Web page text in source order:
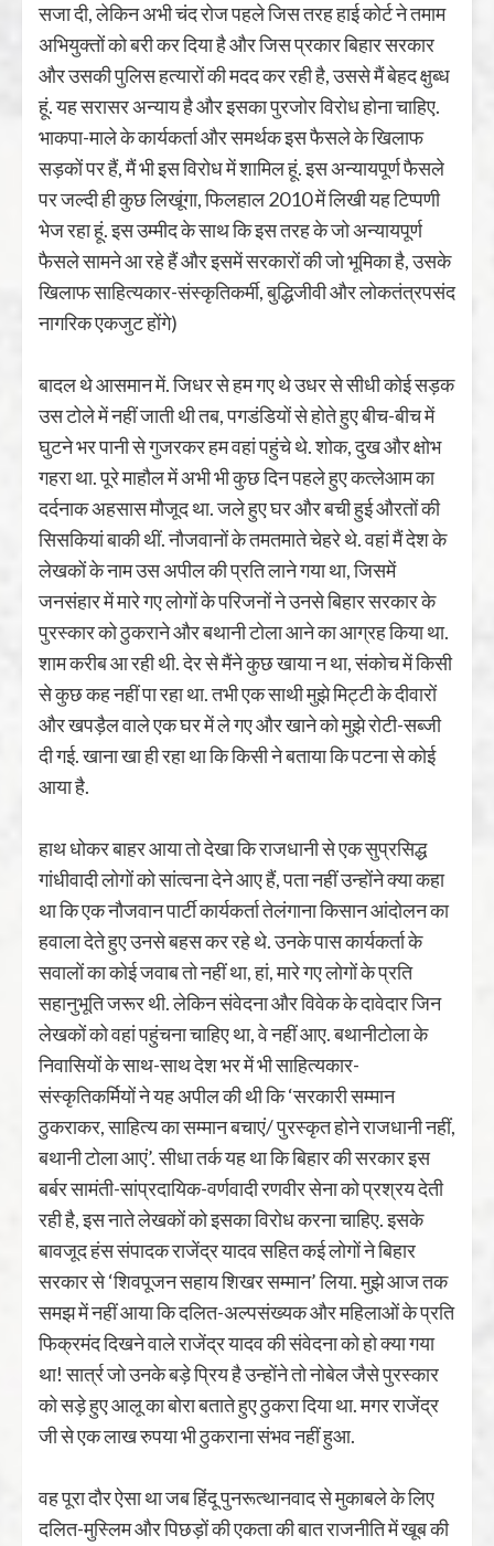
सजा दी, लेकिन अभी चंद रोज पहले जिस तरह हाई कोर्ट ने तमाम
अभियुक्तों को बरी कर दिया है और जिस प्रकार बिहार सरकार
और उसकी पुलिस हत्यारों की मदद कर रही है, उससे मैं बेहद क्षुब्ध
हूं. यह सरासर अन्याय है और इसका पुरजोर विरोध होना चाहिए.
भाकपा-माले के कार्यकर्ता और समर्थक इस फैसले के खिलाफ
सड़कों पर हैं, मैं भी इस विरोध में शामिल हूं. इस अन्यायपूर्ण फैसले
पर जल्दी ही कुछ लिखूंगा, फिलहाल 2010 में लिखी यह टिप्पणी
भेज रहा हूं. इस उम्मीद के साथ कि इस तरह के जो अन्यायपूर्ण
फैसले सामने आ रहे हैं और इसमें सरकारों की जो भूमिका है, उसके
खिलाफ साहित्यकार-संस्कृतिकर्मी, बुद्धिजीवी और लोकतंत्रपसंद
नागरिक एकजुट होंगे)
बादल थे आसमान में. जिधर से हम गए थे उधर से सीधी कोई सड़क
उस टोले में नहीं जाती थी तब, पगडंडियों से होते हुए बीच-बीच में
घुटने भर पानी से गुजरकर हम वहां पहुंचे थे. शोक, दुख और क्षोभ
गहरा था. पूरे माहौल में अभी भी कुछ दिन पहले हुए कत्लेआम का
दर्दनाक अहसास मौजूद था. जले हुए घर और बची हुई औरतों की
सिसकियां बाकी थीं. नौजवानों के तमतमाते चेहरे थे. वहां मैं देश के
लेखकों के नाम उस अपील की प्रति लाने गया था, जिसमें
जनसंहार में मारे गए लोगों के परिजनों ने उनसे बिहार सरकार के
पुरस्कार को ठुकराने और बथानी टोला आने का आग्रह किया था.
शाम करीब आ रही थी. देर से मैंने कुछ खाया न था, संकोच में किसी
से कुछ कह नहीं पा रहा था. तभी एक साथी मुझे मिट्टी के दीवारों
और खपड़ैल वाले एक घर में ले गए और खाने को मुझे रोटी-सब्जी
दी गई. खाना खा ही रहा था कि किसी ने बताया कि पटना से कोई
आया है.
हाथ धोकर बाहर आया तो देखा कि राजधानी से एक सुप्रसिद्ध
गांधीवादी लोगों को सांत्वना देने आए हैं, पता नहीं उन्होंने क्या कहा
था कि एक नौजवान पार्टी कार्यकर्ता तेलंगाना किसान आंदोलन का
हवाला देते हुए उनसे बहस कर रहे थे. उनके पास कार्यकर्ता के
सवालों का कोई जवाब तो नहीं था, हां, मारे गए लोगों के प्रति
सहानुभूति जरूर थी. लेकिन संवेदना और विवेक के दावेदार जिन
लेखकों को वहां पहुंचना चाहिए था, वे नहीं आए. बथानीटोला के
निवासियों के साथ-साथ देश भर में भी साहित्यकार-
संस्कृतिकर्मियों ने यह अपील की थी कि ‘सरकारी सम्मान
ठुकराकर, साहित्य का सम्मान बचाएं/ पुरस्कृत होने राजधानी नहीं,
बथानी टोला आएं’. सीधा तर्क यह था कि बिहार की सरकार इस
बर्बर सामंती-सांप्रदायिक-वर्णवादी रणवीर सेना को प्रश्रय देती
रही है, इस नाते लेखकों को इसका विरोध करना चाहिए. इसके
बावजूद हंस संपादक राजेंद्र यादव सहित कई लोगों ने बिहार
सरकार से ‘शिवपूजन सहाय शिखर सम्मान’ लिया. मुझे आज तक
समझ में नहीं आया कि दलित-अल्पसंख्यक और महिलाओं के प्रति
फिक्रमंद दिखने वाले राजेंद्र यादव की संवेदना को हो क्या गया
था! सार्त्र जो उनके बड़े प्रिय है उन्होंने तो नोबेल जैसे पुरस्कार
को सड़े हुए आलू का बोरा बताते हुए ठुकरा दिया था. मगर राजेंद्र
जी से एक लाख रुपया भी ठुकराना संभव नहीं हुआ.
वह पूरा दौर ऐसा था जब हिंदू पुनरूत्थानवाद से मुकाबले के लिए
दलित-मुस्लिम और पिछड़ों की एकता की बात राजनीति में खूब की